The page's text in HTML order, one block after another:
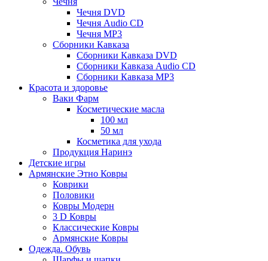
Чечня DVD
Чечня Audio CD
Чечня MP3
Сборники Кавказа
Сборники Кавказа DVD
Сборники Кавказа Audio CD
Сборники Кавказа MP3
Красота и здоровье
Ваки Фарм
Косметические масла
100 мл
50 мл
Косметика для ухода
Продукция Наринэ
Детские игры
Армянские Этно Ковры
Коврики
Половики
Ковры Модерн
3 D Ковры
Классические Ковры
Армянские Ковры
Одежда. Обувь